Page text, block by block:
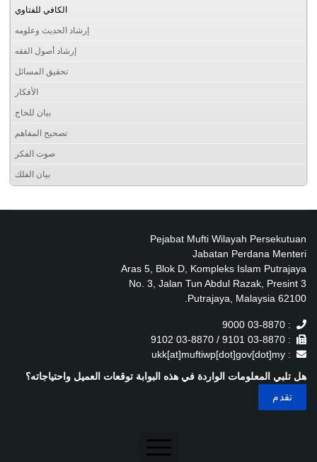
الكافي للفتاوي
إرشاد الحديث وعلومه
إرشاد أصول الفقه
تحقيق المسائل
الأفكار
بيان للحاج
تصحيح المفاهم
صوت الفكر
بيان الفلك
Pejabat Mufti Wilayah Persekutuan
Jabatan Perdana Menteri
Aras 5, Blok D, Kompleks Islam Putrajaya
No. 3, Jalan Tun Abdul Razak, Presint 3
62100 Putrajaya, Malaysia.
: 03-8870 9000
: 03-8870 9101 / 03-8870 9102
: ukk[at]muftiwp[dot]gov[dot]my
هل تلبي المعلومات الواردة في هذه البوابة توقعات العميل واحتياجاته؟